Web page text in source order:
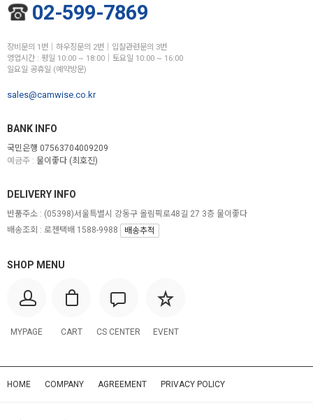
02-599-7869
장비문의 1번│하우징문의 2번│입찰관련문의 3번
영업시간 : 평일 10:00 ~ 18:00│토요일 10:00 ~ 16:00
일요일 공휴일 (예약방문)
sales@camwise.co.kr
BANK INFO
국민은행 07563704009209
예금주 : 물이좋다 (최호진)
SHOP MENU
MYPAGE CART CS CENTER EVENT
DELIVERY INFO
반품주소 : (05398)서울특별시 강동구 올림픽로48길 27 3층 물이좋다
배송조회 : 로젠택배 1588-9988
배송추적
HOME COMPANY AGREEMENT PRIVACY POLICY